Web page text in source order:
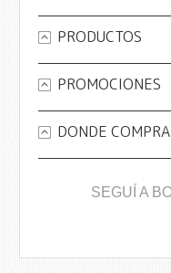
PRODUCTOS
PROMOCIONES
DONDE
SEGUÍ A